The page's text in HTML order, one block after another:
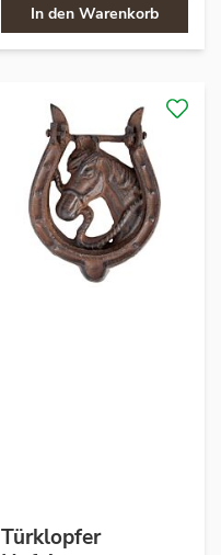
In den Warenkorb
Türklopfer